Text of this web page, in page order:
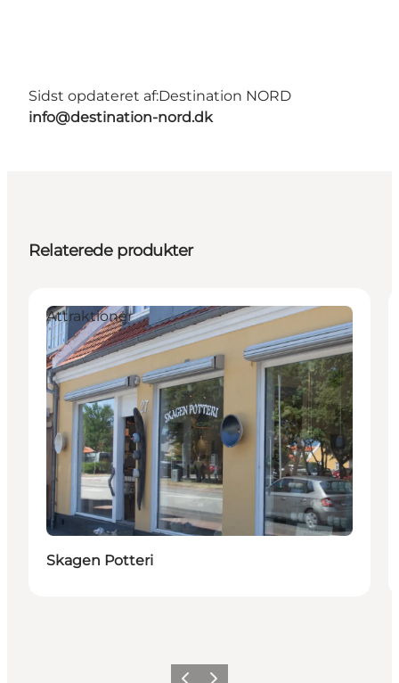
Sidst opdateret af:Destination NORD
info@destination-nord.dk
Relaterede produkter
Attraktioner
Skagen Potteri